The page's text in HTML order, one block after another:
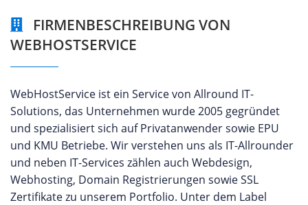
FIRMENBESCHREIBUNG VON
WEBHOSTSERVICE
WebHostService ist ein Service von Allround IT-
Solutions, das Unternehmen wurde 2005 gegründet
und spezialisiert sich auf Privatanwender sowie EPU
und KMU Betriebe. Wir verstehen uns als IT-Allrounder
und neben IT-Services zählen auch Webdesign,
Webhosting, Domain Registrierungen sowie SSL
Zertifikate zu unserem Portfolio. Unter dem Label